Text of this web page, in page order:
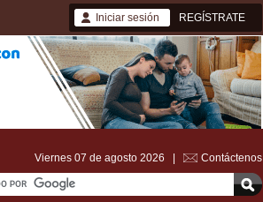
Iniciar sesión REGÍSTRATE
Viernes 07 de agosto 2026 | Contáctenos